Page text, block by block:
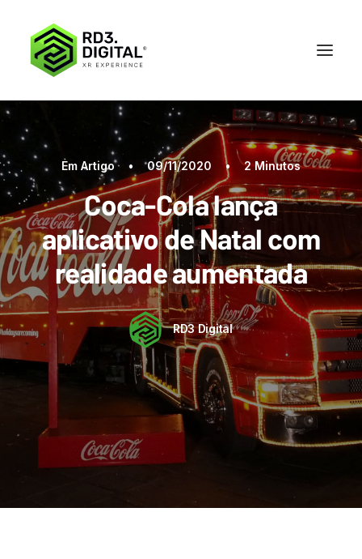
Em Artigo • 09/11/2020 • 2 Minutos
Coca-Cola lança
aplicativo de Natal com
realidade aumentada
RD3 Digital